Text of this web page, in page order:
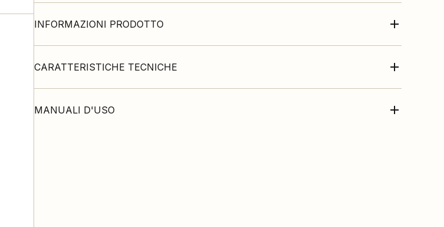
INFORMAZIONI PRODOTTO
CARATTERISTICHE TECNICHE
MANUALI D'USO